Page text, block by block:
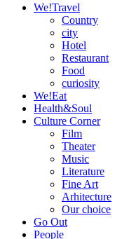
We!Travel
Country
city
Hotel
Restaurant
Food
curiosity
We!Eat
Health&Soul
Culture Corner
Film
Theater
Music
Literature
Fine Art
Arhitecture
Our choice
Go Out
People